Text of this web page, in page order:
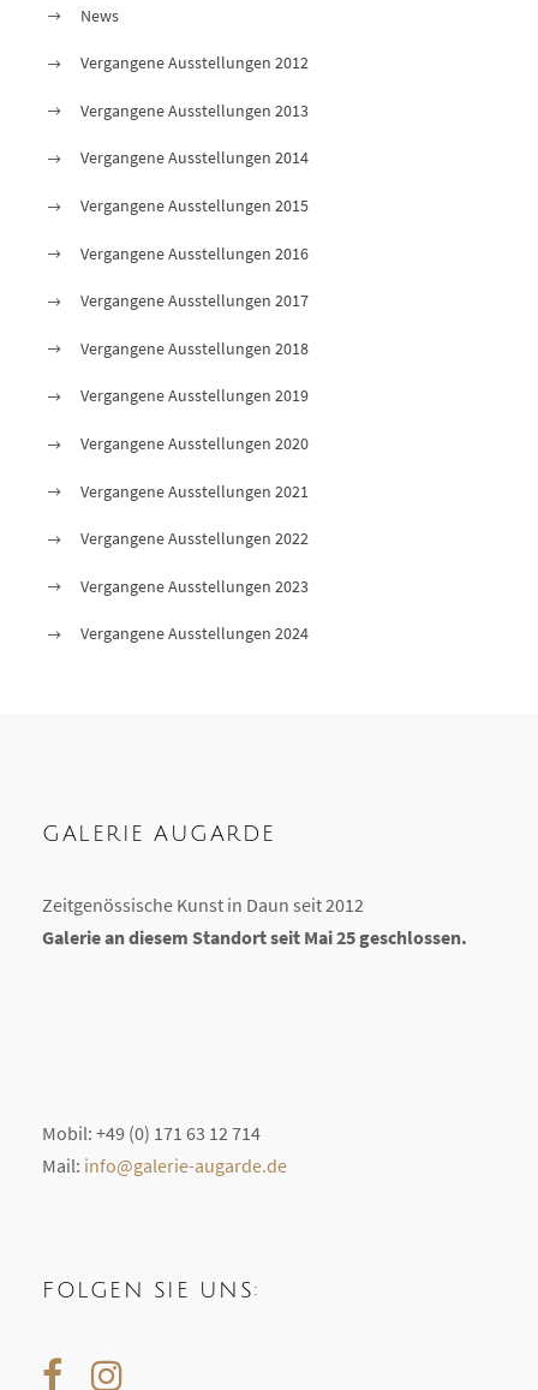
News
Vergangene Ausstellungen 2012
Vergangene Ausstellungen 2013
Vergangene Ausstellungen 2014
Vergangene Ausstellungen 2015
Vergangene Ausstellungen 2016
Vergangene Ausstellungen 2017
Vergangene Ausstellungen 2018
Vergangene Ausstellungen 2019
Vergangene Ausstellungen 2020
Vergangene Ausstellungen 2021
Vergangene Ausstellungen 2022
Vergangene Ausstellungen 2023
Vergangene Ausstellungen 2024
GALERIE AUGARDE
Zeitgenössische Kunst in Daun seit 2012
Galerie an diesem Standort seit Mai 25 geschlossen.
Mobil: +49 (0) 171 63 12 714
Mail: info@galerie-augarde.de
FOLGEN SIE UNS: